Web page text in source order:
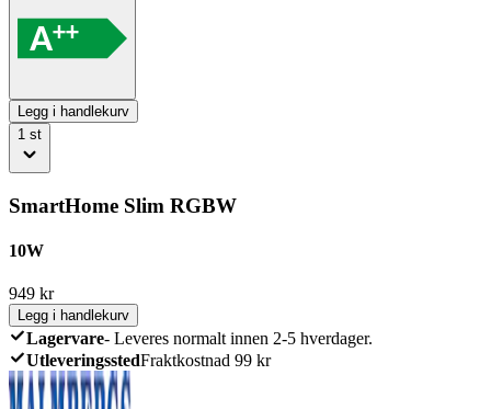
Legg i handlekurv
1 st
SmartHome Slim RGBW
10W
949 kr
Legg i handlekurv
Lagervare- Leveres normalt innen 2-5 hverdager.
UtleveringsstedFraktkostnad 99 kr